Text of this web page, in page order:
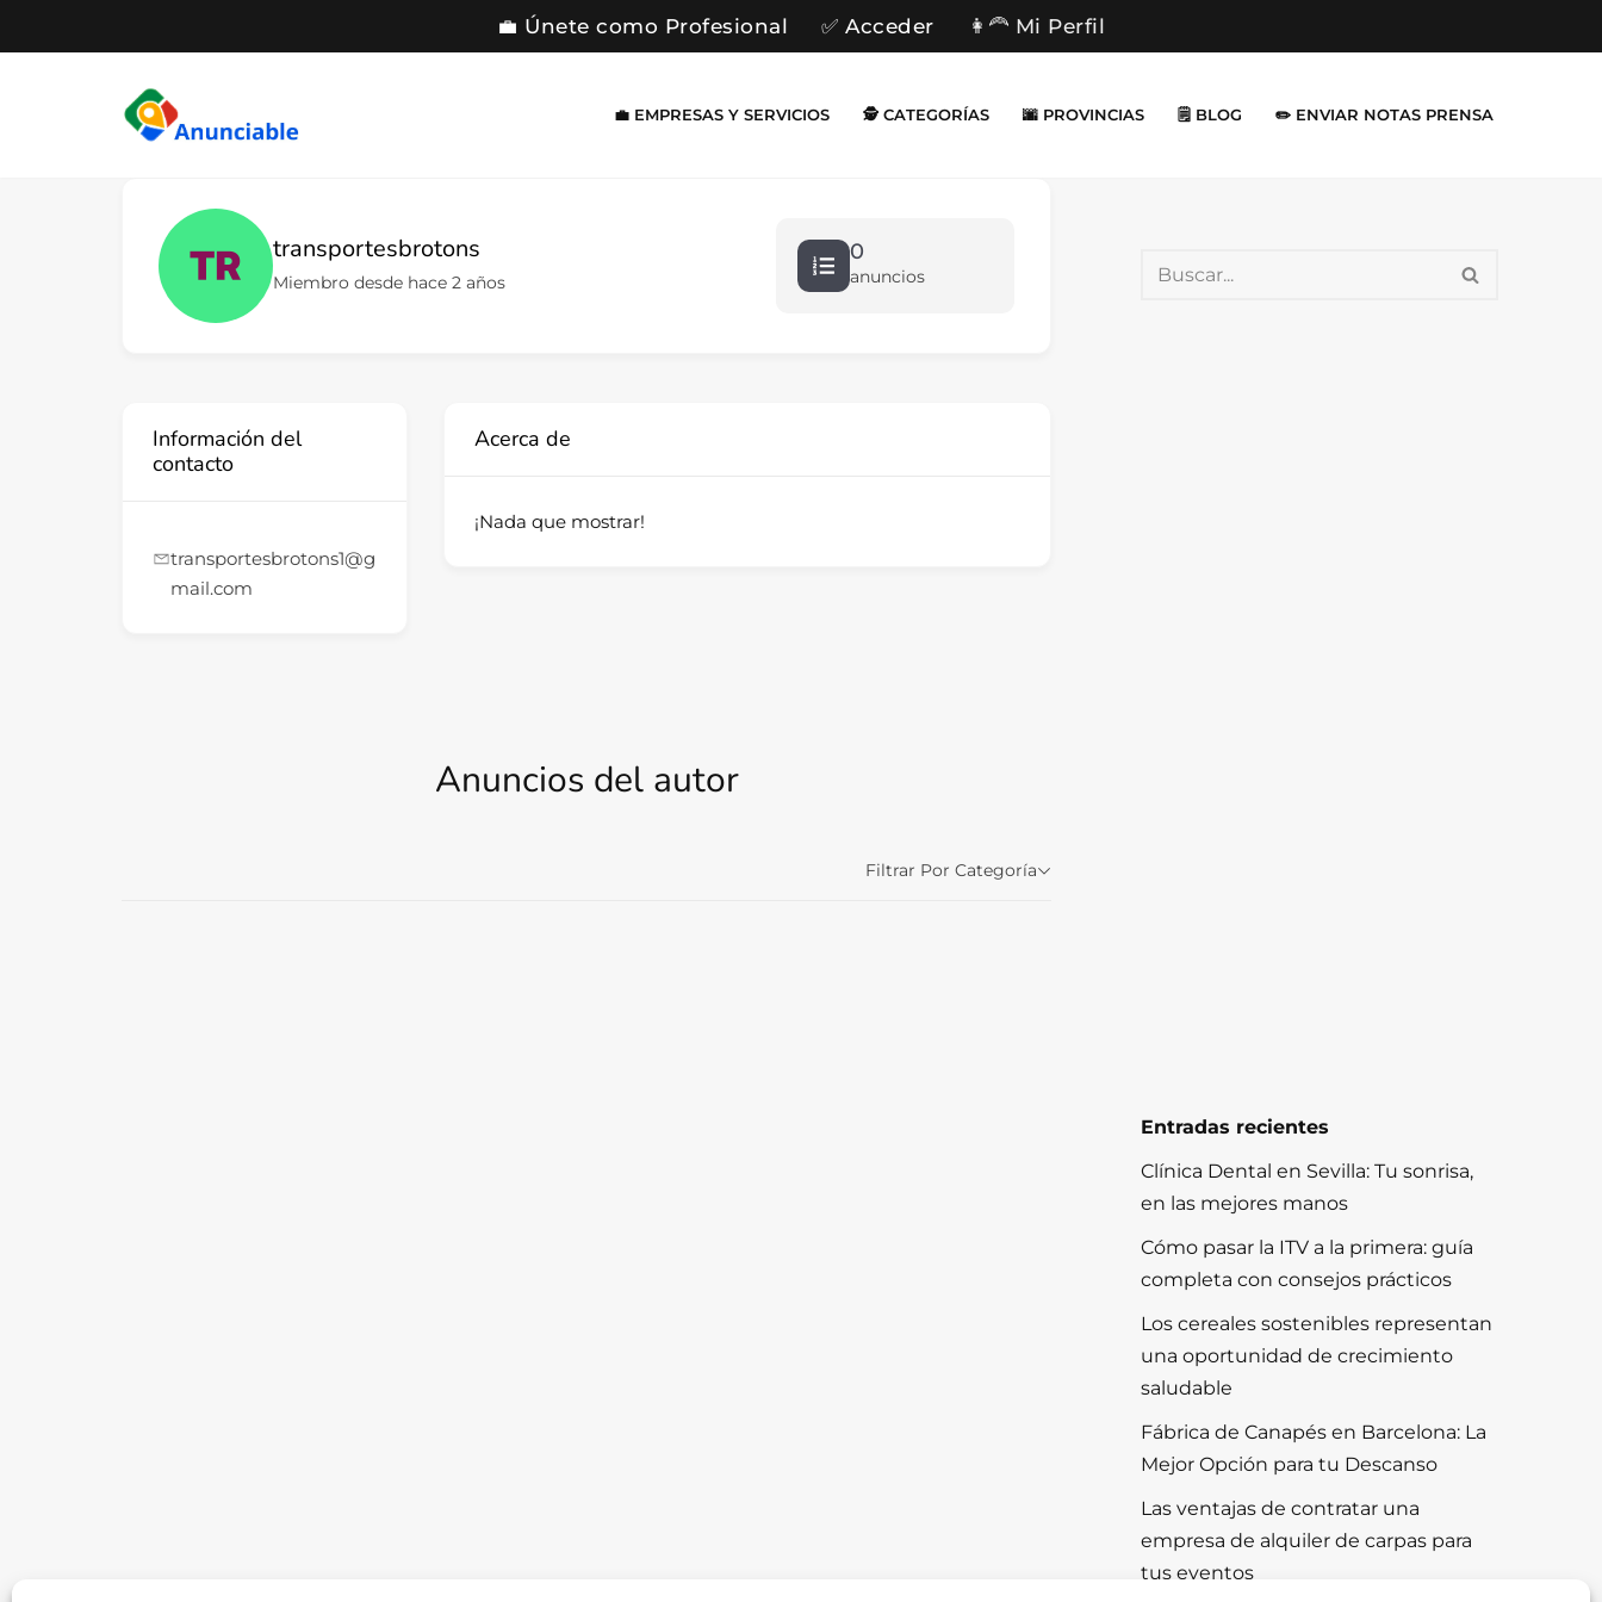
💼 Únete como Profesional ✅ Acceder 👩‍🦰 Mi Perfil
💼 EMPRESAS Y SERVICIOS 🕵️ CATEGORÍAS 🌆 PROVINCIAS 🗒️ BLOG ✏️ ENVIAR NOTAS PRENSA
transportesbrotons
Miembro desde hace 2 años
0
anuncios
Información del
contacto
transportesbrotons1@g
mail.com
Acerca de
¡Nada que mostrar!
Anuncios del autor
Filtrar Por Categoría
Entradas recientes
Clínica Dental en Sevilla: Tu sonrisa,
en las mejores manos
Cómo pasar la ITV a la primera: guía
completa con consejos prácticos
Los cereales sostenibles representan
una oportunidad de crecimiento
saludable
Fábrica de Canapés en Barcelona: La
Mejor Opción para tu Descanso
Las ventajas de contratar una
empresa de alquiler de carpas para
tus eventos